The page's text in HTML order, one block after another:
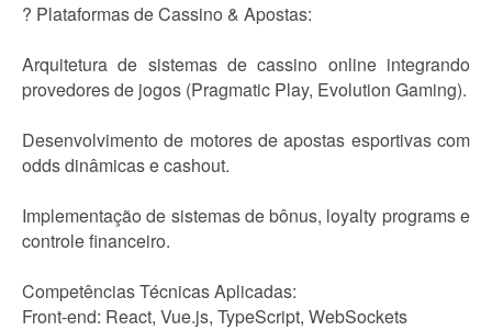
? Plataformas de Cassino & Apostas:
Arquitetura de sistemas de cassino online integrando
provedores de jogos (Pragmatic Play, Evolution Gaming).
Desenvolvimento de motores de apostas esportivas com
odds dinâmicas e cashout.
Implementação de sistemas de bônus, loyalty programs e
controle financeiro.
Competências Técnicas Aplicadas:
Front-end: React, Vue.js, TypeScript, WebSockets